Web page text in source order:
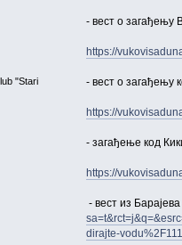
"Stari
- вест о загађењу
https://
- вест о загађењу
https://
- загађење код
https://
- вест из Барајева
dirajte-